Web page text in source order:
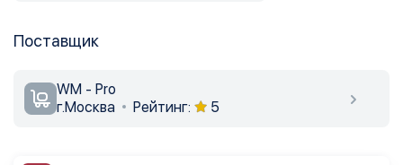
Поставщик
WM - Pro
г.Москва
Рейтинг: 5